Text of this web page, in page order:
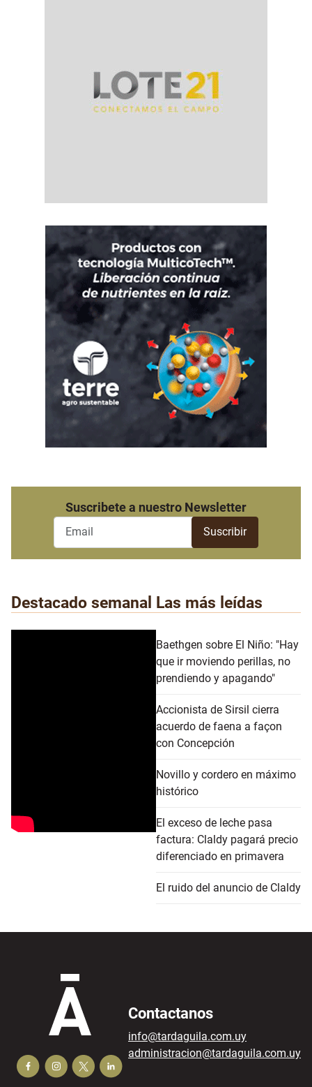
Suscribete a nuestro Newsletter
Destacado semanal Las más leídas
Baethgen sobre El Niño: "Hay
que ir moviendo perillas, no
prendiendo y apagando"
Accionista de Sirsil cierra
acuerdo de faena a façon
con Concepción
Novillo y cordero en máximo
histórico
El exceso de leche pasa
factura: Claldy pagará precio
diferenciado en primavera
El ruido del anuncio de Claldy
Contactanos
info@tardaguila.com.uy
administracion@tardaguila.com.uy